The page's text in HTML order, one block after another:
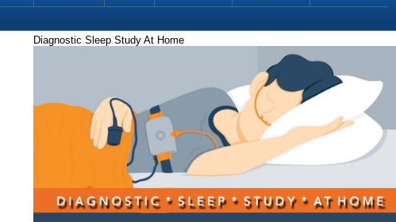
Diagnostic Sleep Study At Home